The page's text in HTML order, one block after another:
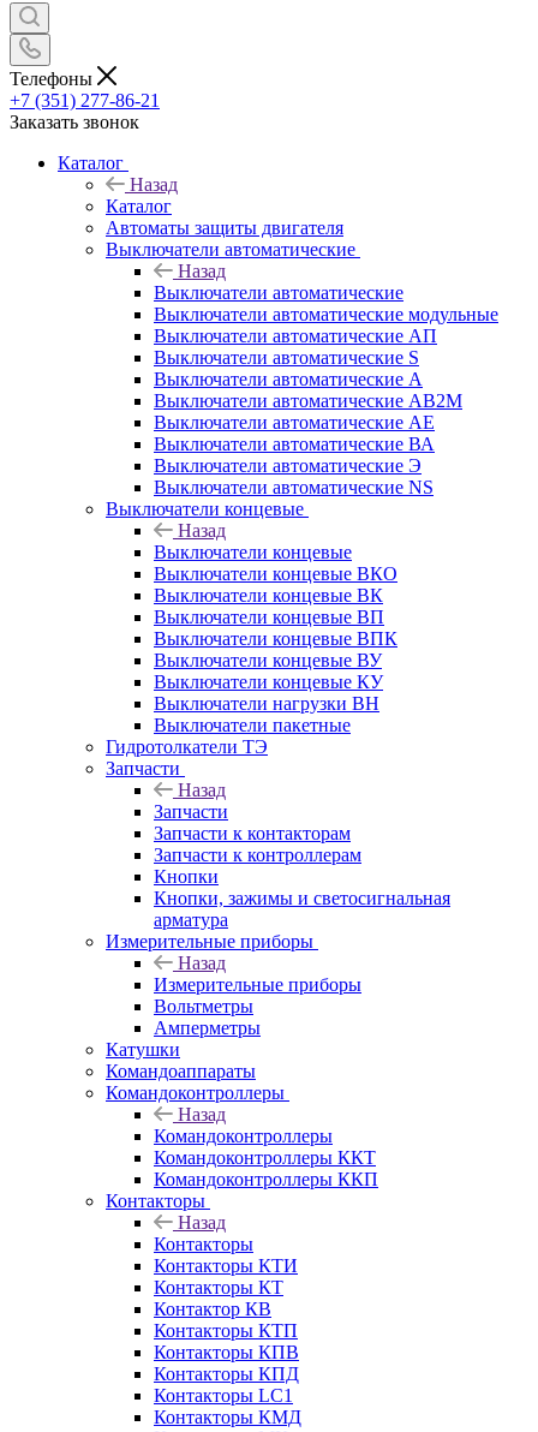
Телефоны
+7 (351) 277-86-21
Заказать звонок
Каталог
Назад
Каталог
Автоматы защиты двигателя
Выключатели автоматические
Назад
Выключатели автоматические
Выключатели автоматические модульные
Выключатели автоматические АП
Выключатели автоматические S
Выключатели автоматические А
Выключатели автоматические АВ2М
Выключатели автоматические АЕ
Выключатели автоматические ВА
Выключатели автоматические Э
Выключатели автоматические NS
Выключатели концевые
Назад
Выключатели концевые
Выключатели концевые ВКО
Выключатели концевые ВК
Выключатели концевые ВП
Выключатели концевые ВПК
Выключатели концевые ВУ
Выключатели концевые КУ
Выключатели нагрузки ВН
Выключатели пакетные
Гидротолкатели ТЭ
Запчасти
Назад
Запчасти
Запчасти к контакторам
Запчасти к контроллерам
Кнопки
Кнопки, зажимы и светосигнальная
арматура
Измерительные приборы
Назад
Измерительные приборы
Вольтметры
Амперметры
Катушки
Командоаппараты
Командоконтроллеры
Назад
Командоконтроллеры
Командоконтроллеры ККТ
Командоконтроллеры ККП
Контакторы
Назад
Контакторы
Контакторы КТИ
Контакторы КТ
Контактор КВ
Контакторы КТП
Контакторы КПВ
Контакторы КПД
Контакторы LC1
Контакторы КМД